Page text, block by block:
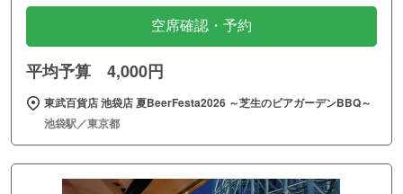
空席確認・予約
平均予算 4,000円
東武百貨店 池袋店 夏BeerFesta2026 ～芝生のビアガーデンBBQ～
池袋駅／東京都